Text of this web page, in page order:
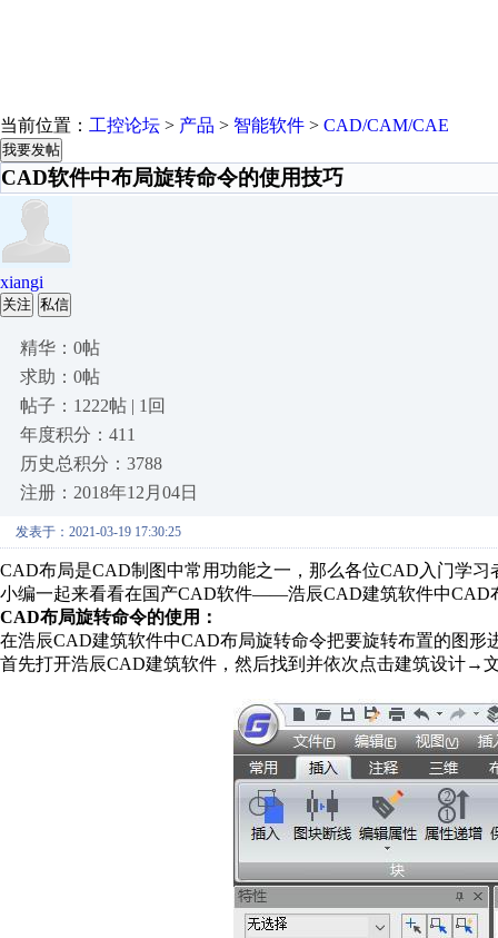
当前位置： 工控论坛 > 产品 > 智能软件 > CAD/CAM/CAE
我要发帖
CAD软件中布局旋转命令的使用技巧
xiangi
关注 私信
精华：0帖
求助：0帖
帖子：1222帖 | 1回
年度积分：411
历史总积分：3788
注册：2018年12月04日
发表于：2021-03-19 17:30:25
CAD布局是CAD制图中常用功能之一，那么各位CAD 入门学习
小编一起来看看在国产CAD软件——浩辰CAD建筑软件中CAD
CAD布局旋转命令的使用：
在浩辰CAD建筑软件中CAD布局旋转命令把要旋转布置的图形
首先打开浩辰CAD建筑软件，然后找到并依次点击建筑设计→